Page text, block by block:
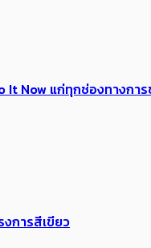
Now แก่ทุกช่องทางก
การสีเขียว